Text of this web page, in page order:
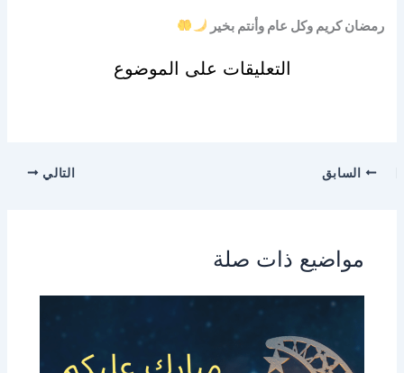
رمضان كريم وكل عام وأنتم بخير
التعليقات على الموضوع
السابق التالي
مواضيع ذات صلة